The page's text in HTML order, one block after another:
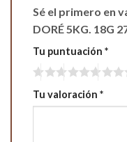
Sé el primero en
DORÉ 5KG. 18G
Tu puntuación *
Tu valoración *